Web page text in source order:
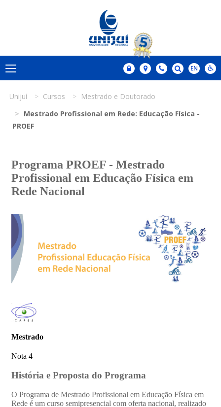
Unijuí Cursos
Mestrado e Doutorado
Mestrado Profissional em Rede: Educação Física -
PROEF